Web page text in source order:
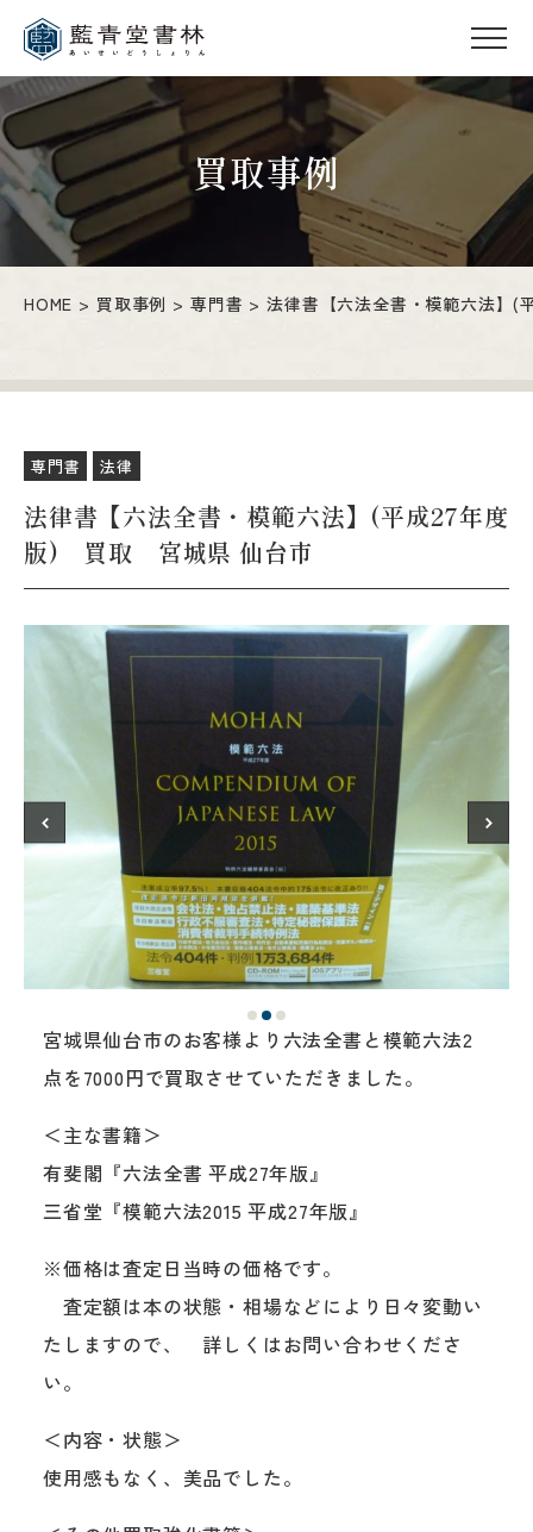
買取事例
HOME 買取事例 専門書 法律書【六法全書・模範六法
専門書 法律
法律書【六法全書・模範六法】(平成27年度
版) 買取 宮城県 仙台市
宮城県仙台市のお客様より六法全書と模範六法2
点を7000円で買取させていただきました。
＜主な書籍＞
有斐閣『六法全書 平成27年版』
三省堂『模範六法2015 平成27年版』
※価格は査定日当時の価格です。
査定額は本の状態・相場などにより日々変動い
たしますので、 詳しくはお問い合わせくださ
い。
＜内容・状態＞
使用感もなく、美品でした。